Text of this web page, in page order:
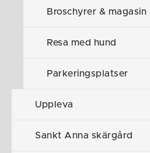
Broschyrer & magasin
Resa med hund
Parkeringsplatser
Uppleva
Sankt Anna skärgård
tyska succéserien Inga
en plats full av möjligheter!